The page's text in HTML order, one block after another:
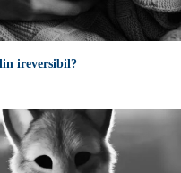
ireversibil?